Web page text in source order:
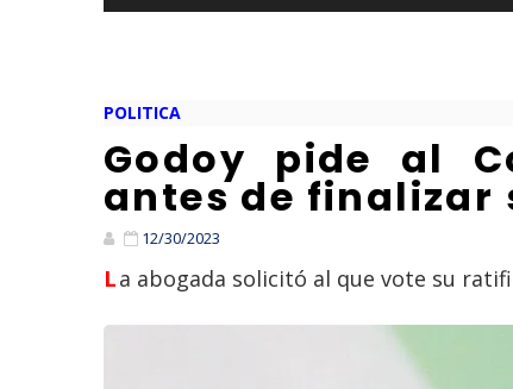
POLITICA
Godoy pide al
antes de finalizar
12/30/2023
La abogada solicitó al que vote su